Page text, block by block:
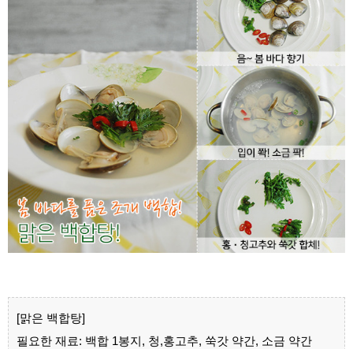
[맑은 백합탕]
필요한 재료: 백합 1봉지, 청,홍고추, 쑥갓 약간, 소금 약간